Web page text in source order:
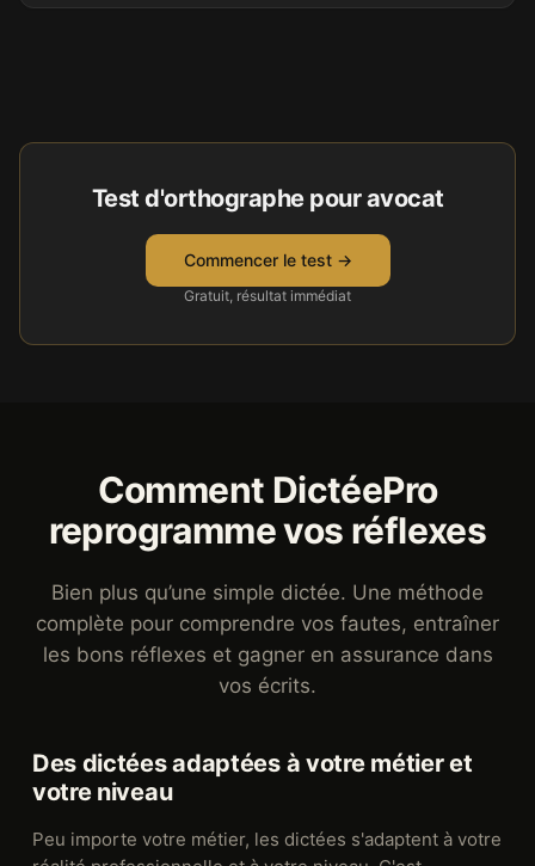
Test d'orthographe pouravocat
Commencer le test →
Gratuit, résultat immédiat
Comment DictéePro
reprogramme vos réflexes
Bien plus qu’une simple dictée. Une méthode
complète pour comprendre vos fautes, entraîner
les bons réflexes et gagner en assurance dans
vos écrits.
Des dictées adaptées à votre métier et
votre niveau
Peu importe votre métier, les dictées s'adaptent à votre